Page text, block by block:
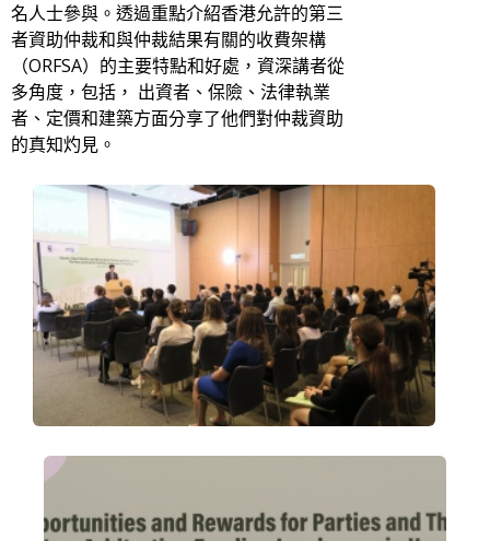
名人士參與。透過重點介紹香港允許的第三
者資助仲裁和與仲裁結果有關的收費架構
（ORFSA）的主要特點和好處，資深講者從
多角度，包括， 出資者、保險、法律執業
者、定價和建築方面分享了他們對仲裁資助
的真知灼見。